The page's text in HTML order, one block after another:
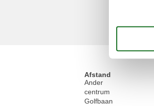
Afstand
Ander
centrum
Golfbaan